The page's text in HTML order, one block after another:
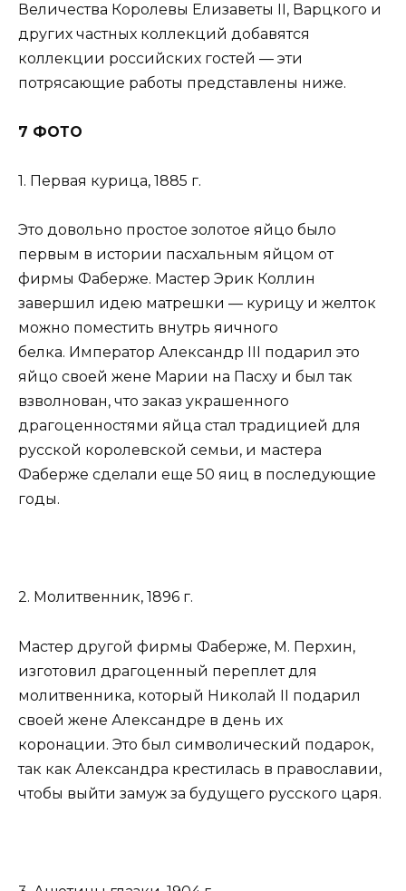
Величества Королевы Елизаветы II, Варцкого и
других частных коллекций добавятся
коллекции российских гостей — эти
потрясающие работы представлены ниже.
7 ФОТО
1. Первая курица, 1885 г.
Это довольно простое золотое яйцо было
первым в истории пасхальным яйцом от
фирмы Фаберже. Мастер Эрик Коллин
завершил идею матрешки — курицу и желток
можно поместить внутрь яичного
белка. Император Александр III подарил это
яйцо своей жене Марии на Пасху и был так
взволнован, что заказ украшенного
драгоценностями яйца стал традицией для
русской королевской семьи, и мастера
Фаберже сделали еще 50 яиц в последующие
годы.
2. Молитвенник, 1896 г.
Мастер другой фирмы Фаберже, М. Перхин,
изготовил драгоценный переплет для
молитвенника, который Николай II подарил
своей жене Александре в день их
коронации. Это был символический подарок,
так как Александра крестилась в православии,
чтобы выйти замуж за будущего русского царя.